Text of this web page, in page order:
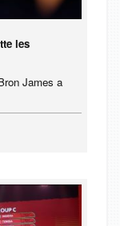
les
James a